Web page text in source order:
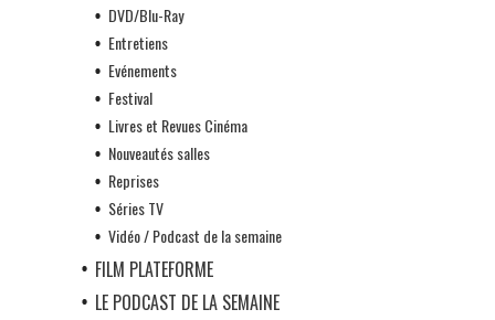
DVD/Blu-Ray
Entretiens
Evénements
Festival
Livres et Revues Cinéma
Nouveautés salles
Reprises
Séries TV
Vidéo / Podcast de la semaine
FILM PLATEFORME
LE PODCAST DE LA SEMAINE